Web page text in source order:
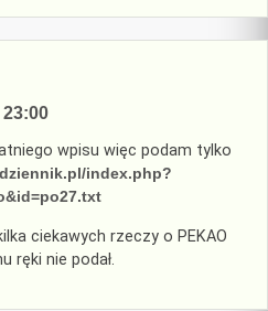
wpisu więc podam tylko
index.php?
ciekawych rzeczy o PEKAO
ręki nie podał.